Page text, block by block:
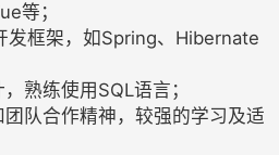
等；
发框架，如Spring、Hibernate
熟练使用SQL语言；
队合作精神，较强的学习及适